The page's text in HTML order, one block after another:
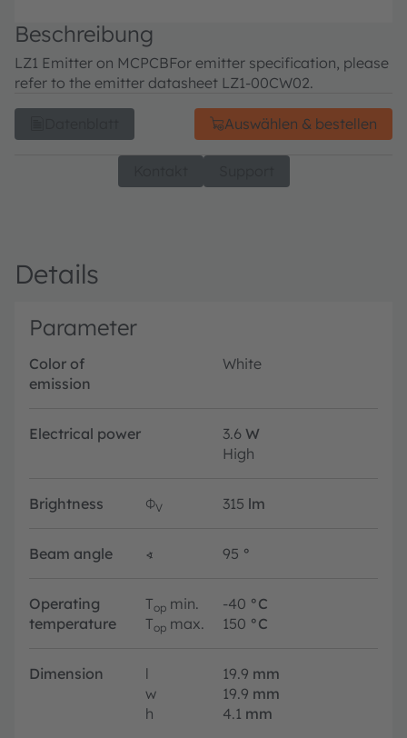
Beschreibung
LZ1 Emitter on MCPCBFor emitter specification, please
refer to the emitter datasheet LZ1-00CW02.
Auswählen & bestellen
Details
Parameter
Color of
emission
White
Electrical power 3.6 W
High
Brightness ΦV 315 lm
Beam angle ∢ 95 °
Operating
temperature
Top min. -40 °C
Top max. 150 °C
Dimension l 19.9 mm
w
19.9 mm
h
4.1 mm